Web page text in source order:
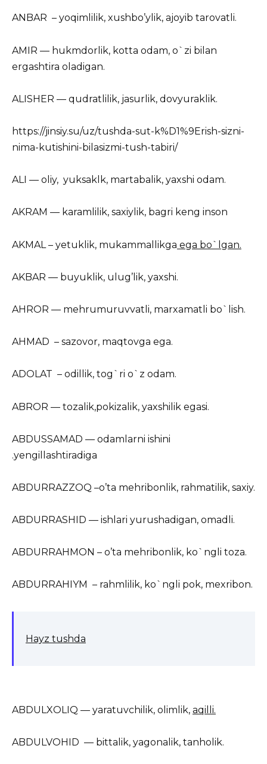
ANBAR – yoqimlilik, xushbo’ylik, ajoyib tarovatli.
AMIR — hukmdorlik, kotta odam, o`zi bilan
ergashtira oladigan.
ALISHER — qudratlilik, jasurlik, dovyuraklik.
https://jinsiy.su/uz/tushda-sut-k%D1%9Erish-sizni-
nima-kutishini-bilasizmi-tush-tabiri/
ALI — oliy, yuksaklk, martabalik, yaxshi odam.
AKRAM — karamlilik, saxiylik, bagri keng inson
AKMAL – yetuklik, mukammallikga ega bo`lgan.
AKBAR — buyuklik, ulug’lik, yaxshi.
AHROR — mehrumuruvvatli, marxamatli bo`lish.
AHMAD – sazovor, maqtovga ega.
ADOLAT – odillik, tog`ri o`z odam.
ABROR — tozalik,pokizalik, yaxshilik egasi.
ABDUSSAMAD — odamlarni ishini
.yengillashtiradiga
ABDURRAZZOQ –o’ta mehribonlik, rahmatilik, saxiy.
ABDURRASHID — ishlari yurushadigan, omadli.
ABDURRAHMON – o’ta mehribonlik, ko`ngli toza.
ABDURRAHIYM – rahmlilik, ko`ngli pok, mexribon.
Hayz tushda
ABDULXOLIQ — yaratuvchilik, olimlik, aqilli.
ABDULVOHID — bittalik, yagonalik, tanholik.